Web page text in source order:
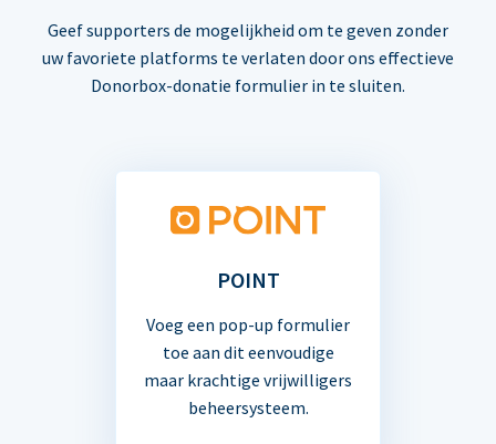
Geef supporters de mogelijkheid om te geven zonder
uw favoriete platforms te verlaten door ons effectieve
Donorbox-donatie formulier in te sluiten.
POINT
Voeg een pop-up formulier
toe aan dit eenvoudige
maar krachtige vrijwilligers
beheersysteem.